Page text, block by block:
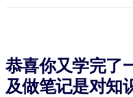
恭喜你又学完了
及做笔记是对知